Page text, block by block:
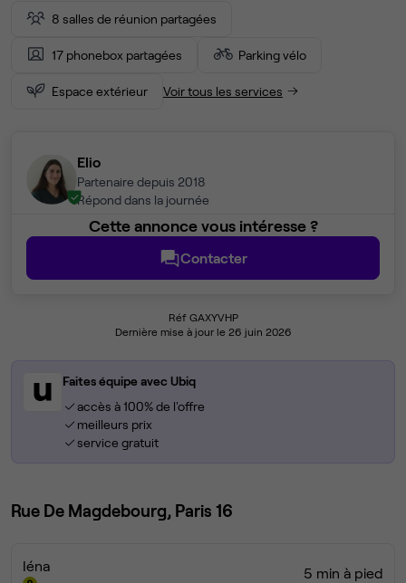
8 salles de réunion partagées
17 phonebox partagées Parking vélo
Espace extérieur Voir tous les services
Elio
Partenaire depuis 2018
Répond dans la journée
Cette annonce vous intéresse ?
Contacter
Réf GAXYVHP
Dernière mise à jour le 26 juin 2026
Faites équipe avec Ubiq
accès à 100% de l'offre
meilleurs prix
service gratuit
Rue De Magdebourg, Paris 16
Iéna 5 min à pied